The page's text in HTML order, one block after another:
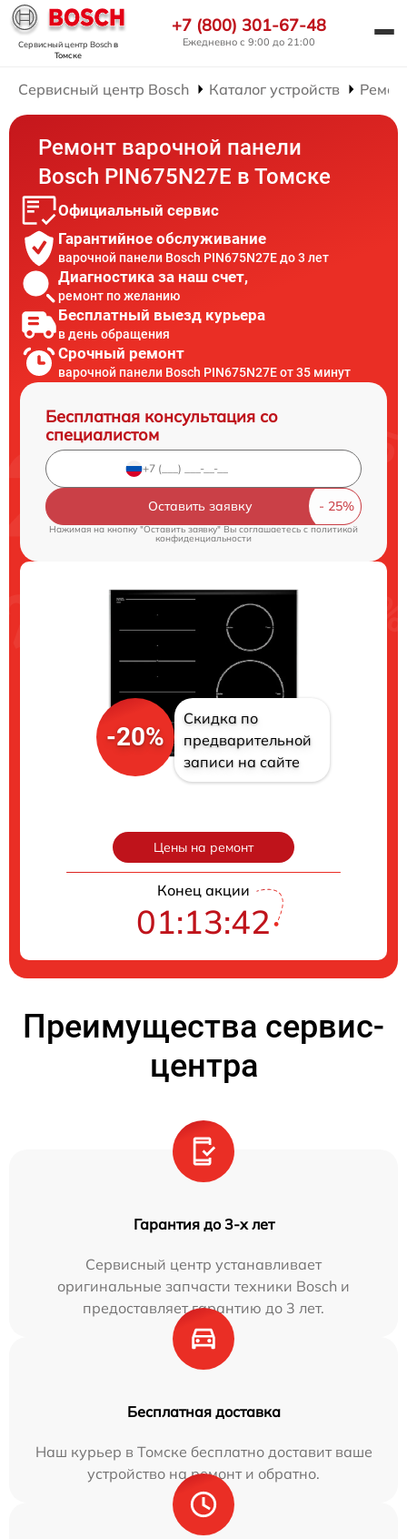
Сервисный центр Boschв
Томске
+7 (800) 301-67-48
Ежедневно с 9:00 до 21:00
Сервисный центр Bosch Каталог устройств
Ремонт варочной панели
Bosch PIN675N27E в Томске
Официальный сервис
Гарантийное обслуживание
варочной панели Bosch PIN675N27E до 3 лет
Диагностика за наш счет,
ремонт по желанию
Бесплатный выезд курьера
в день обращения
Срочный ремонт
варочной панели Bosch PIN675N27E от 35 минут
Бесплатная консультация со
специалистом
Оставить заявку
Нажимая на кнопку "Оставить заявку" Вы соглашаетесь cполитикой
конфиденциальности
-20%
Скидка по
предварительной
записи на сайте
Цены на ремонт
Конец акции
01:13:41
Преимущества сервис-
центра
Гарантия до 3-х лет
Сервисный центр устанавливает
оригинальные запчасти техники Bosch и
предоставляет гарантию до 3 лет.
Бесплатная доставка
Наш курьер в Томске бесплатно доставит ваше
устройство на ремонт и обратно.